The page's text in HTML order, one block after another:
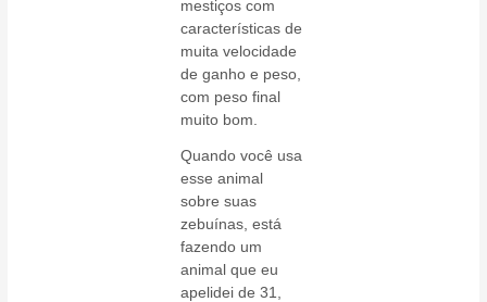
mestiços com
características de
muita velocidade
de ganho e peso,
com peso final
muito bom.
Quando você usa
esse animal
sobre suas
zebuínas, está
fazendo um
animal que eu
apelidei de 31,